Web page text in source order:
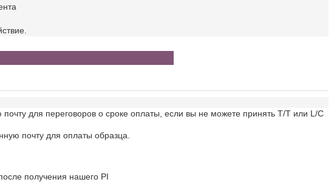
для переговоров о сроке оплаты, если вы не можете принять T/T или L/C
почту для оплаты образца.
получения нашего PI